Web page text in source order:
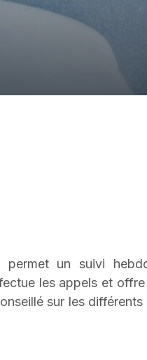
permet un suivi
les appels et
sur les